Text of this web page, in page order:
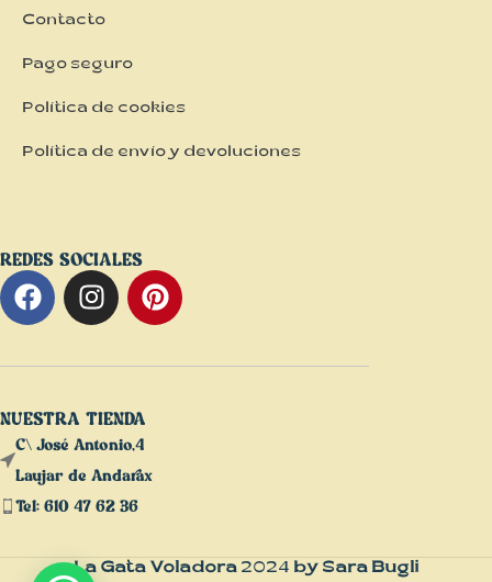
Contacto
Pago seguro
Política de cookies
Política de envío y devoluciones
REDES SOCIALES
NUESTRA TIENDA
C\ José Antonio,4
Laujar de Andarax
Tel: 610 47 62 36
La Gata Voladora 2024 by Sara Bugli